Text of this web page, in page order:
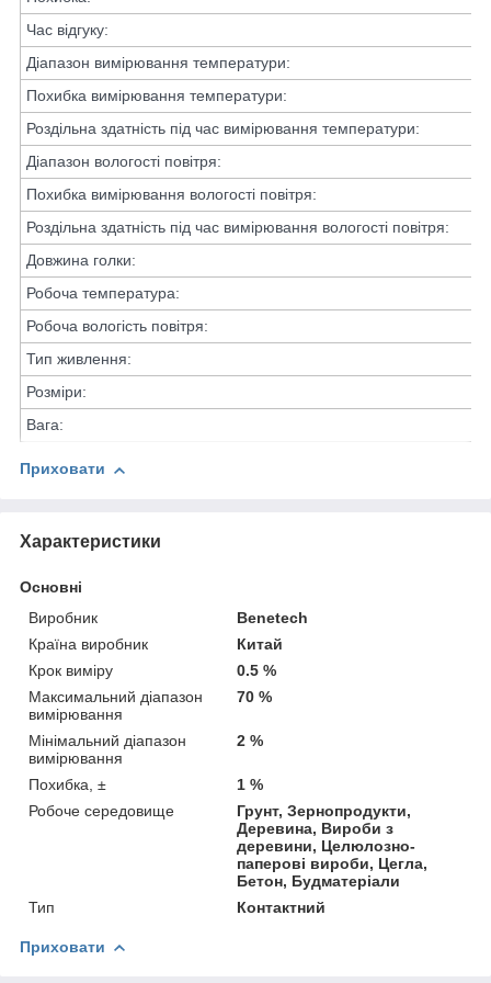
Час відгуку:
Діапазон вимірювання температури:
Похибка вимірювання температури:
Роздільна здатність під час вимірювання температури:
Діапазон вологості повітря:
Похибка вимірювання вологості повітря:
Роздільна здатність під час вимірювання вологості повітря:
Довжина голки:
Робоча температура:
Робоча вологість повітря:
Тип живлення:
Розміри:
Вага:
Приховати
Характеристики
Основні
Виробник
Benetech
Країна виробник
Китай
Крок виміру
0.5 %
Максимальний діапазон
вимірювання
70 %
Мінімальний діапазон
вимірювання
2 %
Похибка, ±
1 %
Робоче середовище
Грунт, Зернопродукти,
Деревина, Вироби з
деревини, Целюлозно-
паперові вироби, Цегла,
Бетон, Будматеріали
Тип
Контактний
Приховати